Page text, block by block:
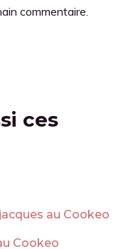
commentaire.
ces
au Cookeo
Cookeo